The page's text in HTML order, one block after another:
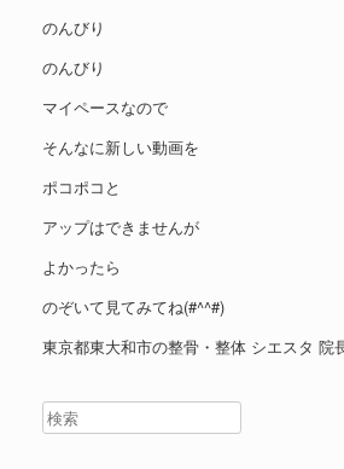
のんびり
のんびり
マイペースなので
そんなに新しい動画を
ポコポコと
アップはできませんが
よかったら
のぞいて見てみてね(#^^#)
東京都東大和市の整骨・整体 シエスタ 院